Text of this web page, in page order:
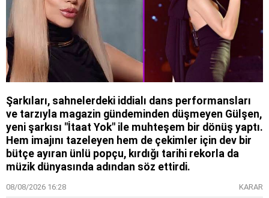
Şarkıları, sahnelerdeki iddialı dans performansları
ve tarzıyla magazin gündeminden düşmeyen Gülşen,
yeni şarkısı "İtaat Yok" ile muhteşem bir dönüş yaptı.
Hem imajını tazeleyen hem de çekimler için dev bir
bütçe ayıran ünlü popçu, kırdığı tarihi rekorla da
müzik dünyasında adından söz ettirdi.
08/08/2026 16:28 KARAR